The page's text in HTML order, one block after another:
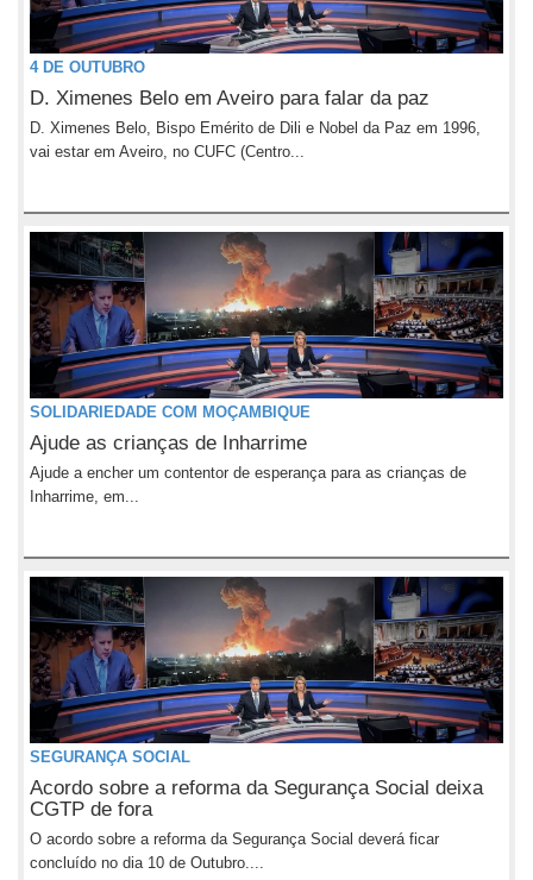
4 DE OUTUBRO
D. Ximenes Belo em Aveiro para falar da paz
D. Ximenes Belo, Bispo Emérito de Dili e Nobel da Paz em 1996,
vai estar em Aveiro, no CUFC (Centro...
SOLIDARIEDADE COM MOÇAMBIQUE
Ajude as crianças de Inharrime
Ajude a encher um contentor de esperança para as crianças de
Inharrime, em...
SEGURANÇA SOCIAL
Acordo sobre a reforma da Segurança Social deixa
CGTP de fora
O acordo sobre a reforma da Segurança Social deverá ficar
concluído no dia 10 de Outubro....